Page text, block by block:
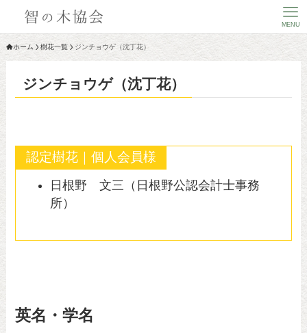
MENU
ホーム 樹花一覧 ジンチョウゲ（沈丁花）
ジンチョウゲ（沈丁花）
認定樹花｜個人会員様
日根野 文三（日根野公認会計士事務
所）
英名・学名